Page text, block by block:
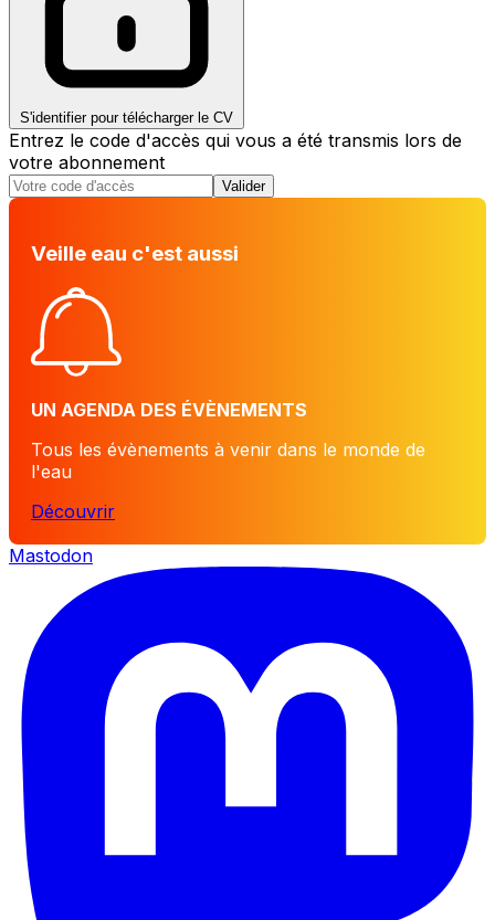
S'identifier pour télécharger le CV
Entrez le code d'accès qui vous a été transmis lors de
votre abonnement
Valider
Veille eau c'est aussi
UN AGENDA DES ÉVÈNEMENTS
Tous les évènements à venir dans le monde de
l'eau
Découvrir
Mastodon